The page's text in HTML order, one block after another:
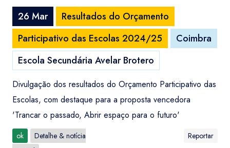
26 Mar
Resultados do Orçamento
Participativo das Escolas 2024/25
Coimbra
Escola Secundária Avelar Brotero
Divulgação dos resultados do Orçamento Participativo das
Escolas, com destaque para a proposta vencedora
'Trancar o passado, Abrir espaço para o futuro'
ok
Detalhe & notícia
Reportar